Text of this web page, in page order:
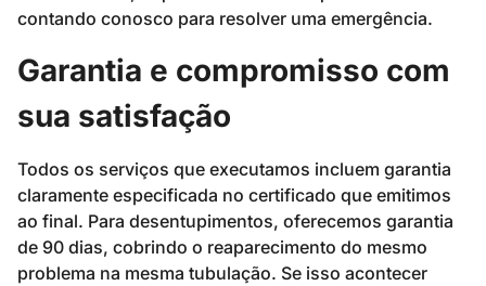
contando conosco para resolver uma emergência.
Garantia e compromisso com
sua satisfação
Todos os serviços que executamos incluem garantia
claramente especificada no certificado que emitimos
ao final. Para desentupimentos, oferecemos garantia
de 90 dias, cobrindo o reaparecimento do mesmo
problema na mesma tubulação. Se isso acontecer